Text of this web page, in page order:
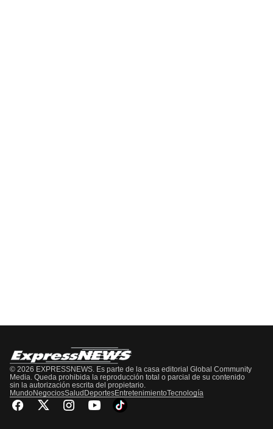
© 2026 EXPRESSNEWS. Es parte de la casa editorial Global Community
Media. Queda prohibida la reproducción total o parcial de su contenido
sin la autorización escrita del propietario.
MundoNegociosSalud DeportesEntretenimientoTecnología